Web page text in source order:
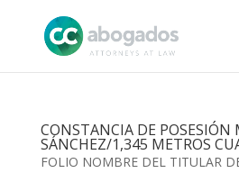
CONSTANCIA DE POSESIÓN
SÁNCHEZ/1,345 METROS
FOLIO NOMBRE DEL TITULAR